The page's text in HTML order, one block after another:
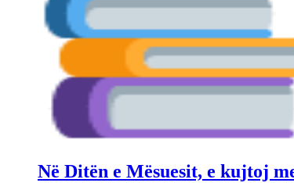
Në Ditën e Mësuesit, e kujtoj